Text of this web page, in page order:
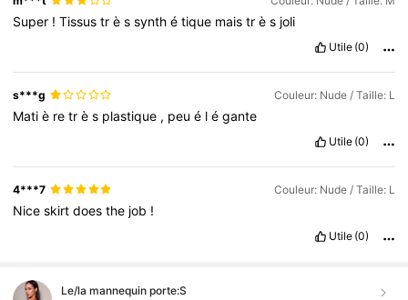
Super !Tissustrèssynthétique maistrès joli
Utile (0)
s***g Couleur: Nude / Taille: L
Matiè retrès plastique , peué légante
Utile (0)
4***7 Couleur: Nude / Taille: L
Niceskirtdoesthe job !
Utile (0)
Le/la mannequin porte:S